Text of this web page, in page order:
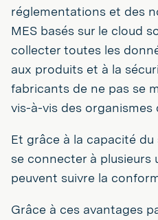
réglementations et des
MES basés sur le cloud
collecter toutes les
aux produits et à la
fabricants de ne pas se
vis-à-vis des
Et grâce à la capacité
se connecter à plusieurs
peuvent suivre la
Grâce à ces avantages